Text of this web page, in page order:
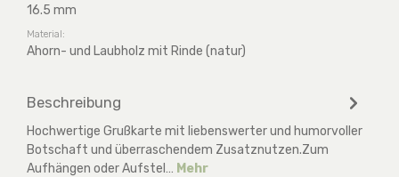
16.5 mm
Material:
Ahorn- und Laubholz mit Rinde (natur)
Beschreibung
Hochwertige Grußkarte mit liebenswerter und humorvoller
Botschaft und überraschendem Zusatznutzen.Zum
Aufhängen oder Aufstel… Mehr